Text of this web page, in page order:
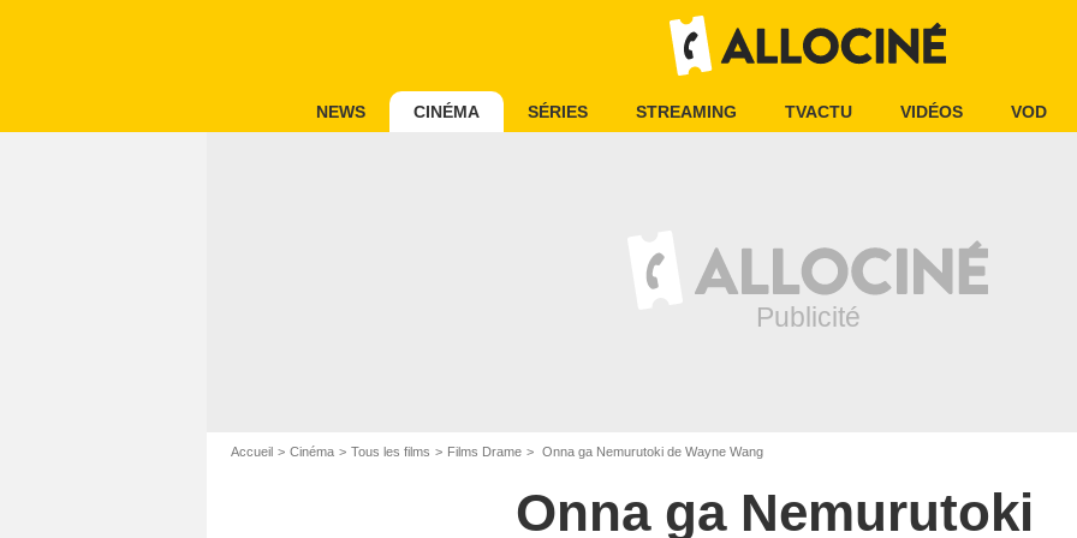
NEWS CINÉMA SÉRIES STREAMING TVACTU VIDÉOS VOD
Accueil Cinéma Tous les films Films Drame Onna ga Nemurutoki de Wayne Wang
Onna ga Nemurutoki